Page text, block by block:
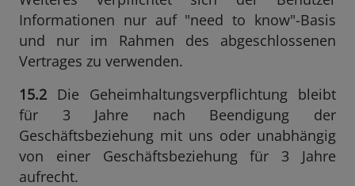
Informationen nur auf "need to know"-Basis
und nur im Rahmen des abgeschlossenen
Vertrages zu verwenden.
15.2 Die Geheimhaltungsverpflichtung bleibt
für 3 Jahre nach Beendigung der
Geschäftsbeziehung mit uns oder unabhängig
von einer Geschäftsbeziehung für 3 Jahre
aufrecht.